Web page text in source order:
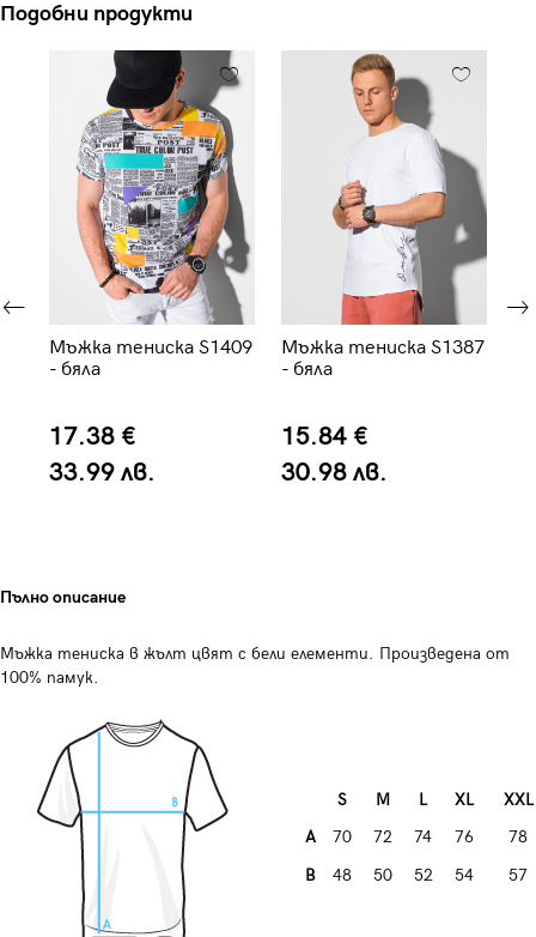
Подобни продукти
Мъжка тениска S1409
- бяла
17.38 €
33.99 лв.
Мъжка тениска S1387
- бяла
15.84 €
30.98 лв.
Пълно описание
Мъжка тениска в жълт цвят с бели елементи. Произведена от
100% памук.
S M L XL
XXL
A
70 72 74 76
78
B
48 50 52 54 57